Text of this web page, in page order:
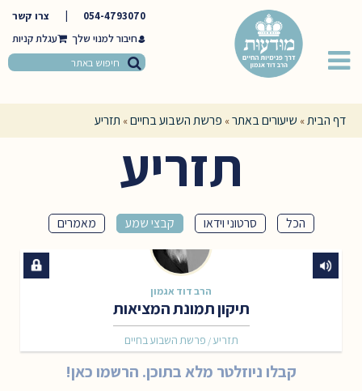
054-4793070
צרו קשר
חיבור למנוי שלך
דף הבית» שיעורים באתר» פרשת השבוע בחיים» תזריע
תזריע
הכל סרטוני וידאו קבצי שמע מאמרים
הרב דוד אגמון
תיקון תמונת המציאות
פרשת השבוע בחיים / תזריע
קבלו ניוזלטר מלא בתוכן. הרשמו כאן!